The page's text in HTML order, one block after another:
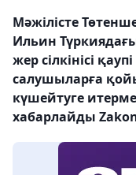
Мәжілісте
Ильин
жер сілкінісі
салушыларға
күшейтуге
хабарлайды